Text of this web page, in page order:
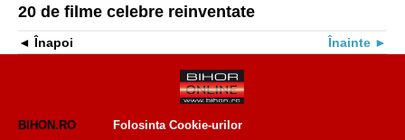
20 de filme celebre reinventate
Înapoi Înainte
BIHON.RO
Folosinta Cookie-urilor